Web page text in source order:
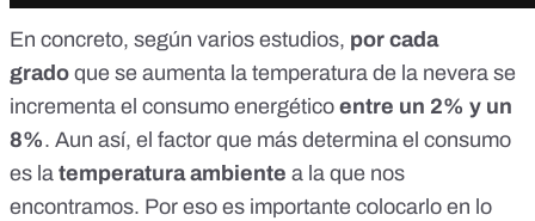
En concreto, según varios estudios, por cada
grado que se aumenta la temperatura de la nevera se
incrementa el consumo energético entre un 2% y un
8%. Aun así, el factor que más determina el consumo
es la temperatura ambiente a la que nos
encontramos. Por eso es importante colocarlo en lo